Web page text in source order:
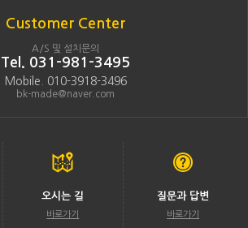
Customer Center
A/S 및 설치문의
Tel. 031-981-3495
Mobile. 010-3918-3496
bk-made@naver.com
오시는 길
바로가기
질문과 답변
바로가기